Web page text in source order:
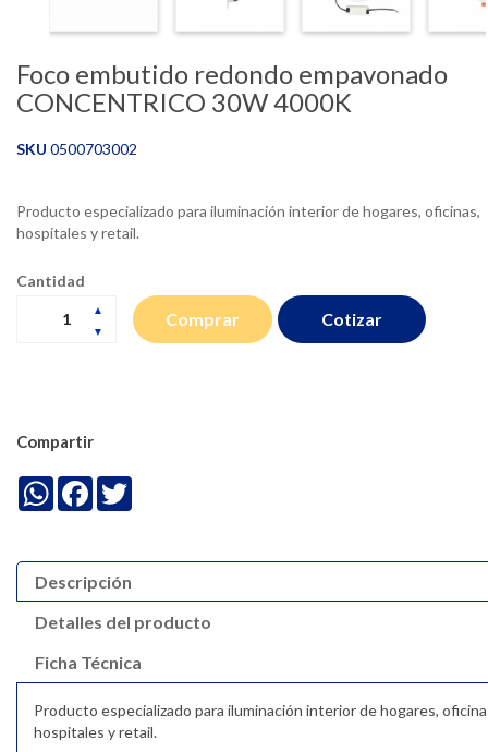
Foco embutido redondo empavonado
CONCENTRICO 30W 4000K
SKU 0500703002
Producto especializado para iluminación interior de hogares, oficinas,
hospitales y retail.
Cantidad
Comprar Cotizar
Compartir
WhatsApp
Facebook
Descripción
Detalles del producto
Ficha Técnica
Producto especializado para iluminación interior de hogares,
hospitales y retail.